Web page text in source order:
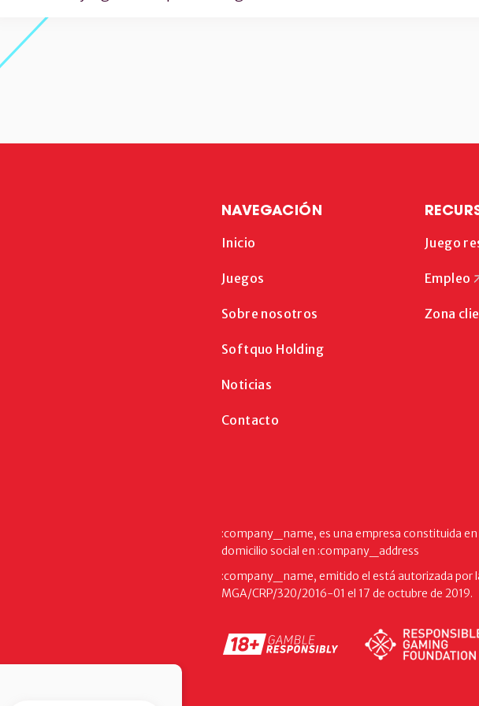
NAVEGACIÓN
Inicio
Juegos
Sobre nosotros
Softquo Holding
Noticias
Contacto
Juego
Empleo
Zona
:company_name, es una empresa constituida
domicilio social en :company_address
:company_name, emitido el está autorizada por
MGA/CRP/320/2016-01 el 17 de octubre de 2019.